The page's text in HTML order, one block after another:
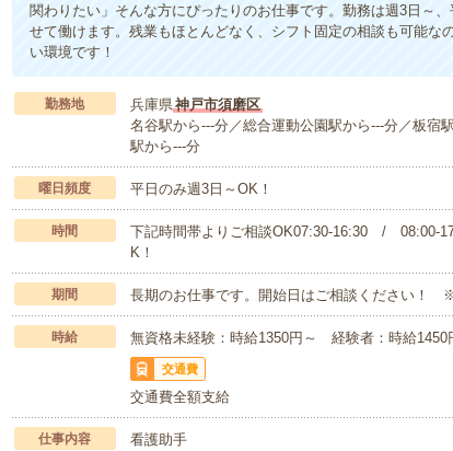
関わりたい」そんな方にぴったりのお仕事です。勤務は週3日～
せて働けます。残業もほとんどなく、シフト固定の相談も可能な
い環境です！
勤務地 兵庫県神戸市須磨区
名谷駅から---分／総合運動公園駅から---分／板宿
駅から---分
曜日頻度 平日のみ週3日～OK！
時間
下記時間帯よりご相談OK07:30-16:30 / 08:00-
K！
期間 長期のお仕事です。開始日はご相談ください！
時給 無資格未経験：時給1350円～ 経験者：時給
交通費
交通費全額支給
仕事内容
看護助手